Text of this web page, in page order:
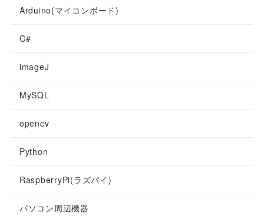
Arduino(マイコンボード)
C#
imageJ
MySQL
opencv
Python
RaspberryPi(ラズパイ)
パソコン周辺機器